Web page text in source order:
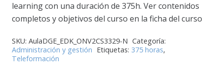
learning con una duración de 375h. Ver contenidos
completos y objetivos del curso en la ficha del curso
SKU: AulaDGE_EDK_ONV2CS3329-N Categoría:
Administración y gestión Etiquetas: 375 horas,
Teleformación